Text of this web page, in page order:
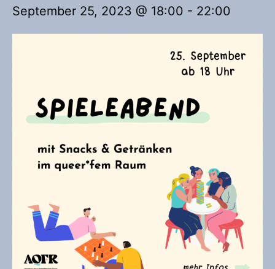
September 25, 2023 @ 18:00 - 22:00